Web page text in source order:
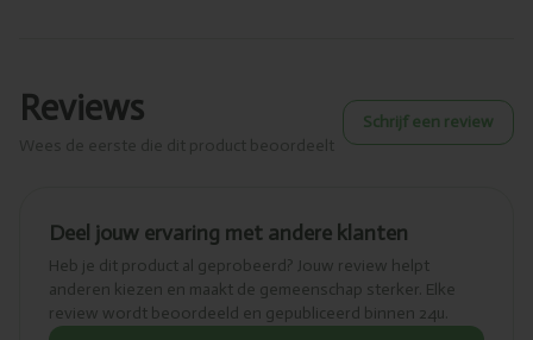
Reviews Schrijf een review
Deel jouw ervaring met andere klanten
Heb je dit product al geprobeerd? Jouw review helpt
anderen kiezen en maakt de gemeenschap sterker. Elke
review wordt beoordeeld en gepubliceerd binnen 24u.